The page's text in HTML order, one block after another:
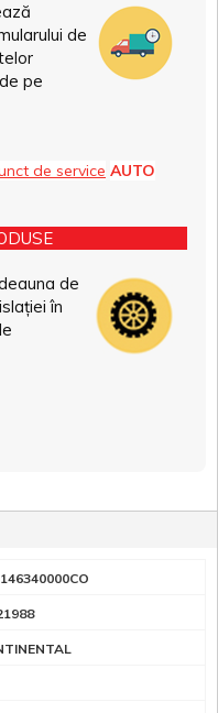
de
pe
de service AUTO
de
în